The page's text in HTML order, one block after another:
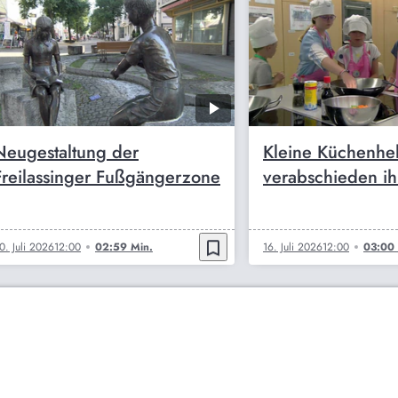
der
Fußgängerzone
Juli 202612:00 02:59 Min. bookmark_border
Kleine
verabschieden
16. Juli 202612:00 03:00